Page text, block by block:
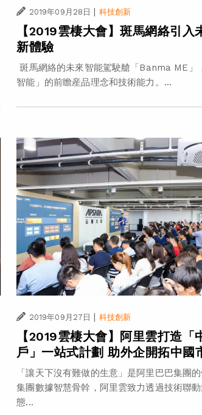
2019年09月28日 | 科技創新
【2019雲棲大會】斑馬網絡引入
新體驗
斑馬網絡的未來智能駕駛艙「Banma ME」
智能」的前瞻産品理念和技術能力。...
2019年09月27日 | 科技創新
【2019雲棲大會】阿里雲打造「
戶」一站式計劃 助外企開拓中國
「讓天下沒有難做的生意」是阿里巴巴集團
集團數據智慧骨幹，阿里雲致力透過技術聯
態...